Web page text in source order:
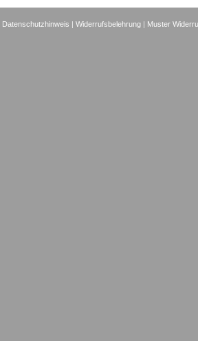
Datenschutzhinweis |Widerrufsbelehrung | Muster